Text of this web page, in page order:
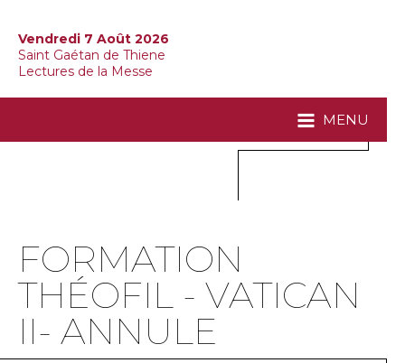
Vendredi 7 Août 2026
Saint Gaétan de Thiene
Lectures de la Messe
MENU
FORMATION
THÉOFIL - VATICAN
II- ANNULE